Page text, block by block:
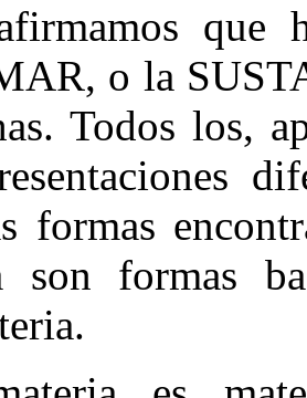
o la
Todos los,
formas
son formas